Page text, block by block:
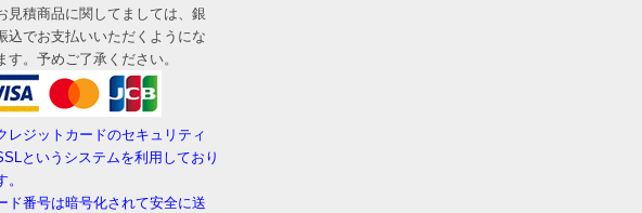
見積商品に関してましては、銀
込でお支払いいただくようにな
す。予めご了承ください。
レジットカードのセキュリティ
というシステムを利用しており
。
ド番号は暗号化されて安全に送